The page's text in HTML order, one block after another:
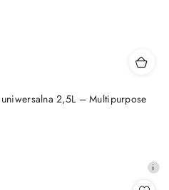
2,5L – Multipurpose